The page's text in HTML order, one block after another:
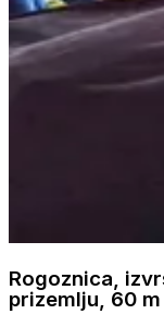
Rogoznica,
prizemlju, 60